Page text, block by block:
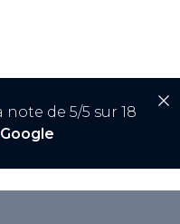
de 5/5 sur 18
Google